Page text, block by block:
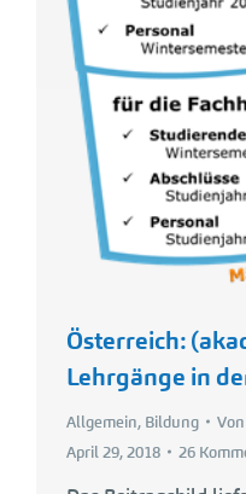
Österreich:
Lehrgänge in
Allgemein, Bildung Von
April 29, 2018
26